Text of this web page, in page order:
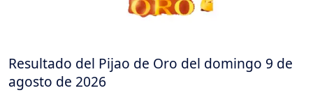
Resultado del Pijao de Oro del domingo 9 de
agosto de 2026